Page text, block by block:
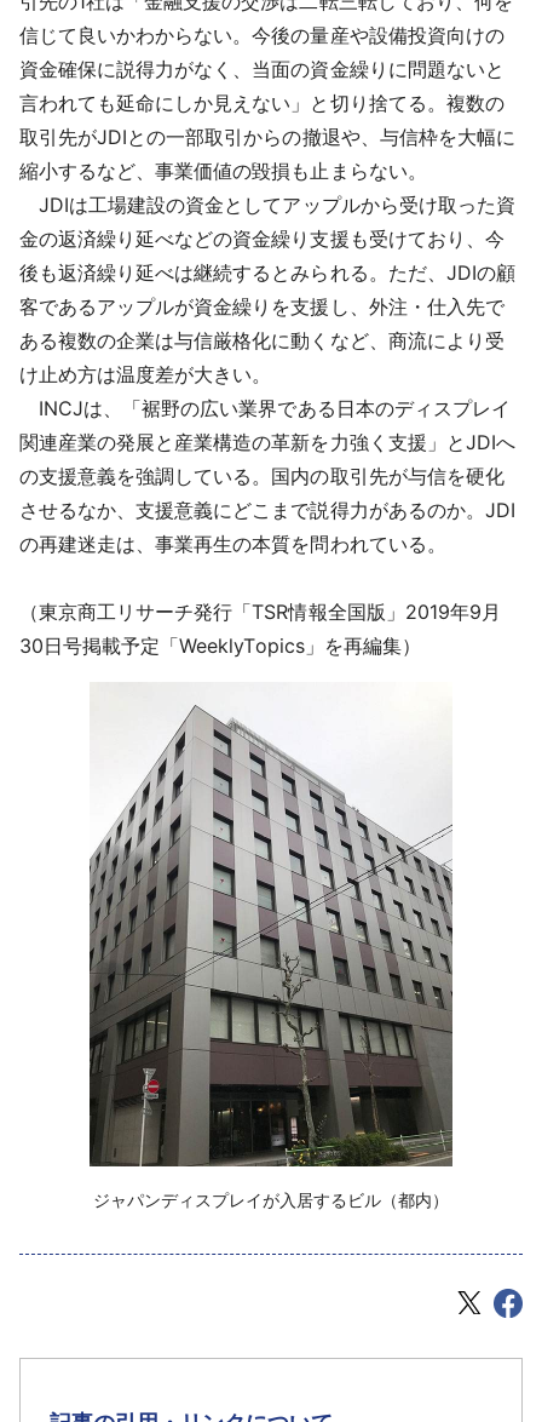
信じて良いかわからない。今後の量産や設備投資向けの
資金確保に説得力がなく、当面の資金繰りに問題ないと
言われても延命にしか見えない」と切り捨てる。複数の
取引先がJDIとの一部取引からの撤退や、与信枠を大幅に
縮小するなど、事業価値の毀損も止まらない。
JDIは工場建設の資金としてアップルから受け取った資
金の返済繰り延べなどの資金繰り支援も受けており、今
後も返済繰り延べは継続するとみられる。ただ、JDIの顧
客であるアップルが資金繰りを支援し、外注・仕入先で
ある複数の企業は与信厳格化に動くなど、商流により受
け止め方は温度差が大きい。
INCJは、「裾野の広い業界である日本のディスプレイ
関連産業の発展と産業構造の革新を力強く支援」とJDIへ
の支援意義を強調している。国内の取引先が与信を硬化
させるなか、支援意義にどこまで説得力があるのか。JDI
の再建迷走は、事業再生の本質を問われている。
（東京商工リサーチ発行「TSR情報全国版」2019年9月
30日号掲載予定「WeeklyTopics」を再編集）
‌ジャパンディスプレイが入居するビル（都内）